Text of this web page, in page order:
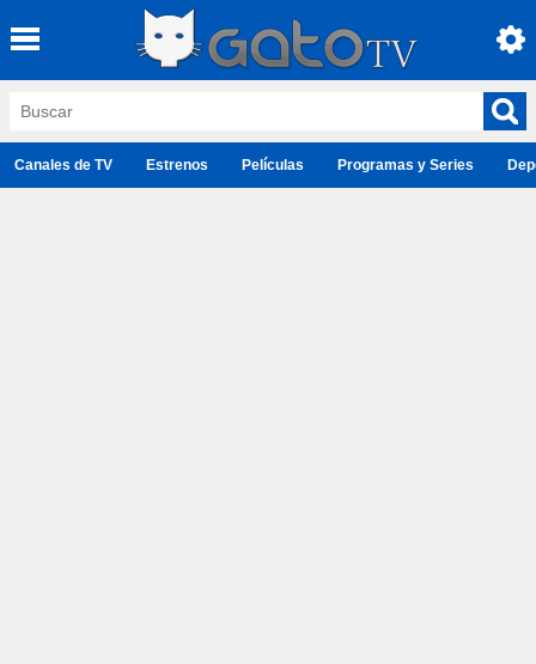
Canales de TV Estrenos Películas Programas y Series